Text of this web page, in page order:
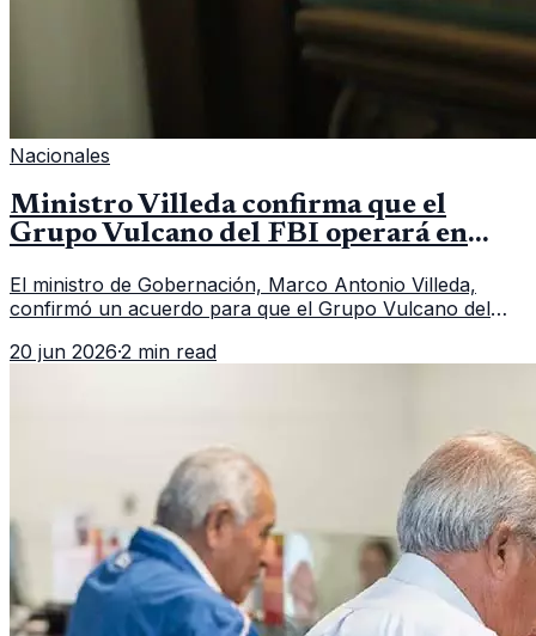
Nacionales
Ministro Villeda confirma que el
Grupo Vulcano del FBI operará en
El ministro de Gobernación, Marco Antonio Villeda,
confirmó un acuerdo para que el Grupo Vulcano del
fallido con la administración anterior del Ministerio
20 jun 2026·2 min read